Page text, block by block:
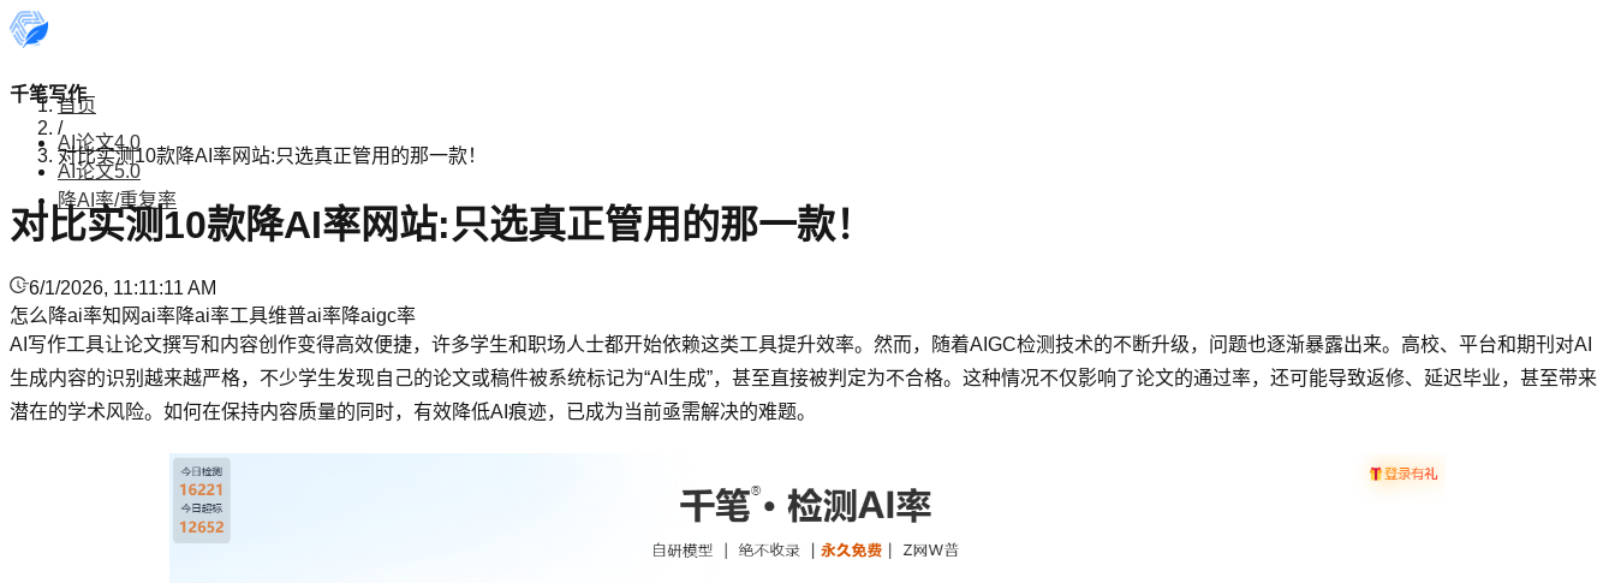
千笔写作
AI论文4.0
AI论文5.0
降AI率/重复率
首页
/
对比实测10款降AI率网站:只选真正管用的那一款！
对比实测10款降AI率网站:只选真正管用的那一款！
6/1/2026, 11:11:11 AM
怎么降ai率知网ai率降ai率工具维普ai率降aigc率
AI写作工具让论文撰写和内容创作变得高效便捷，许多学生和职场人士都开始依赖这类工具提升效率。然而，随着AIGC检测技术的不断升级，问题也逐渐暴露出来。高校、平台和期刊对AI
生成内容的识别越来越严格，不少学生发现自己的论文或稿件被系统标记为“AI生成”，甚至直接被判定为不合格。这种情况不仅影响了论文的通过率，还可能导致返修、延迟毕业，甚至带来
潜在的学术风险。如何在保持内容质量的同时，有效降低AI痕迹，已成为当前亟需解决的难题。